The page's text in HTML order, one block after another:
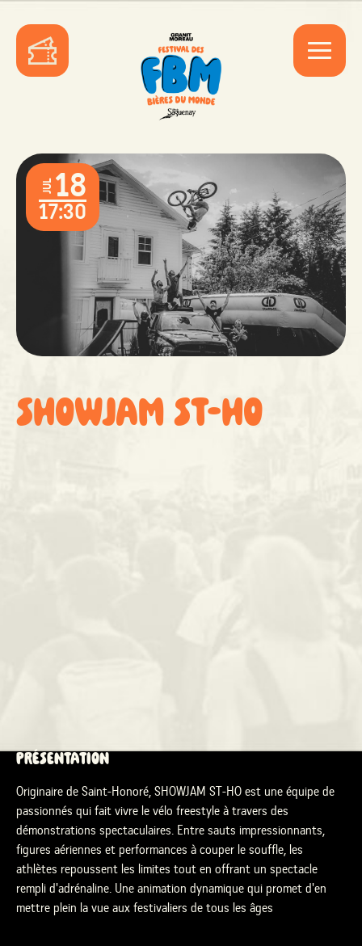
JUL 18
17:30
SHOWJAM ST-HO
PRÉSENTATION
Originaire de Saint-Honoré, SHOWJAM ST-HO est une équipe de
passionnés qui fait vivre le vélo freestyle à travers des
démonstrations spectaculaires. Entre sauts impressionnants,
figures aériennes et performances à couper le souffle, les
athlètes repoussent les limites tout en offrant un spectacle
rempli d'adrénaline. Une animation dynamique qui promet d'en
mettre plein la vue aux festivaliers de tous les âges